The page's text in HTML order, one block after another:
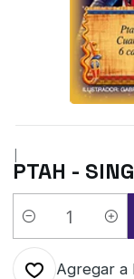
|
PTAH -
Cantidad
Agregar a